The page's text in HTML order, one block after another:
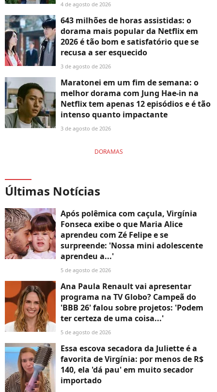
4 de agosto de 2026
643 milhões de horas assistidas: o
dorama mais popular da Netflix em
2026 é tão bom e satisfatório que se
recusa a ser esquecido
3 de agosto de 2026
Maratonei em um fim de semana: o
melhor dorama com Jung Hae-in na
Netflix tem apenas 12 episódios e é tão
intenso quanto impactante
3 de agosto de 2026
DORAMAS
Últimas Notícias
Após polêmica com caçula, Virgínia
Fonseca exibe o que Maria Alice
aprendeu com Zé Felipe e se
surpreende: 'Nossa mini adolescente
aprendeu a...'
5 de agosto de 2026
Ana Paula Renault vai apresentar
programa na TV Globo? Campeã do
'BBB 26' falou sobre projetos: 'Podem
ter certeza de uma coisa...'
5 de agosto de 2026
Essa escova secadora da Juliette é a
favorita de Virgínia: por menos de R$
140, ela 'dá pau' em muito secador
importado